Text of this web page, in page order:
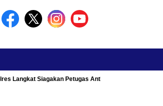
Langkat Siagakan Petugas Antisipasi Kemacetan